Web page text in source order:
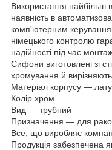
Використання найбільш
наявність в
комп'ютерним
німецького контролю
надійності під час
Сифони виготовлені зі
хромування й
Матеріал корпусу —
Колір хром
Вид — трубний
Призначення — для
Все, що виробляє
Продукція забезпечена